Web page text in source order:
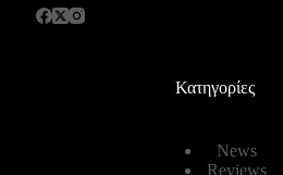
Κατηγορίες
News
Reviews